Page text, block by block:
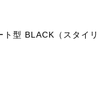
ト型 BLACK（スタイリ